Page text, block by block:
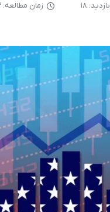
بازدید: ۱۸ زمان مطالعه: ۳ دقیقه